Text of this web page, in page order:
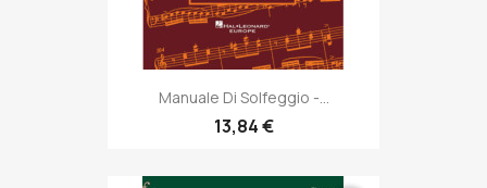
Manuale Di Solfeggio -...
13,84 €